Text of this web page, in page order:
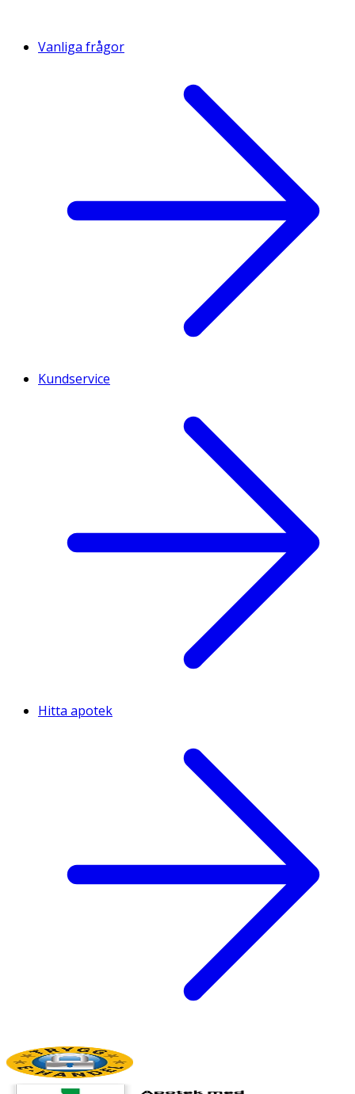
Vanliga frågor
Kundservice
Hitta apotek